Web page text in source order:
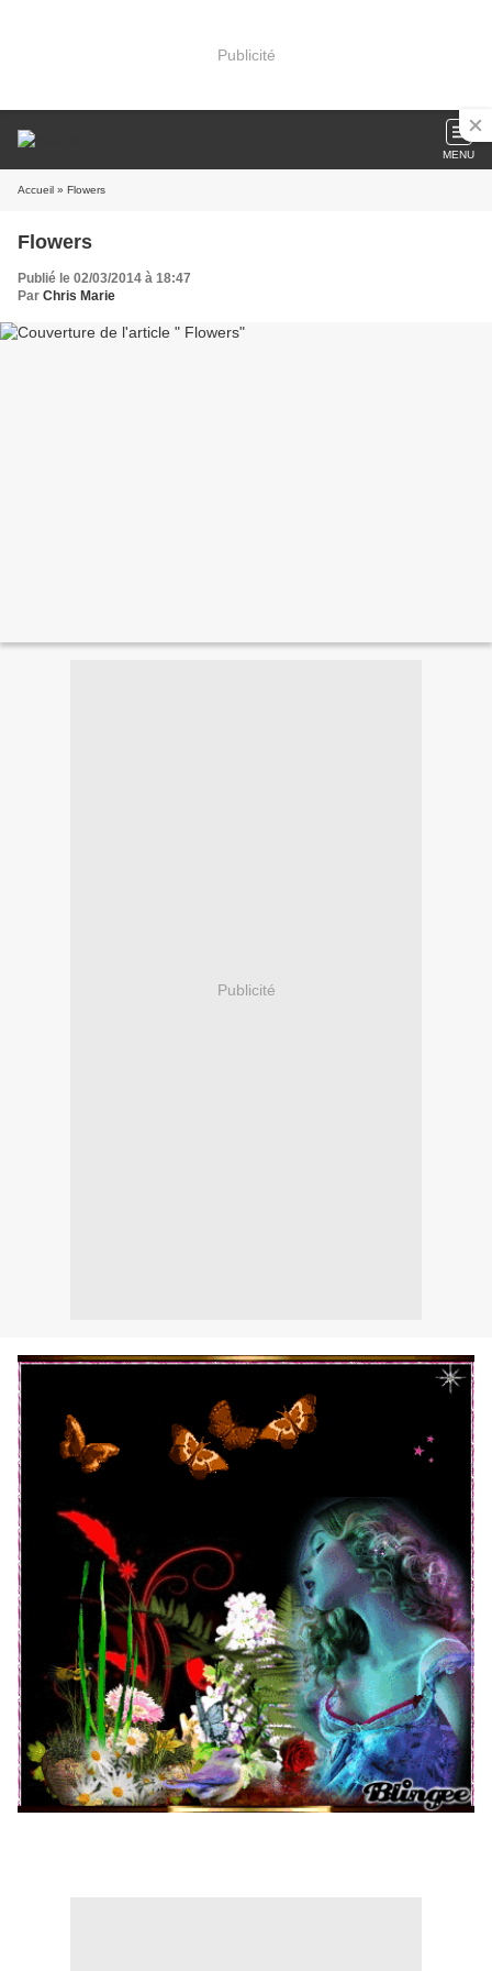
Publicité
MENU
Accueil » Flowers
Flowers
Publié le 02/03/2014 à 18:47
Par Chris Marie
Publicité